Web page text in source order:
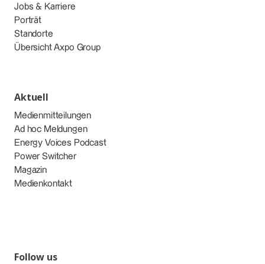
Jobs & Karriere
Porträt
Standorte
Übersicht Axpo Group
Aktuell
Medienmitteilungen
Ad hoc Meldungen
Energy Voices Podcast
Power Switcher
Magazin
Medienkontakt
Follow us